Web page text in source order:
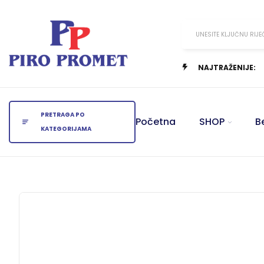
UNESITE KLJUČNU
NAJTRAŽENIJE:
PRETRAGA PO
KATEGORIJAMA
Početna SHOP